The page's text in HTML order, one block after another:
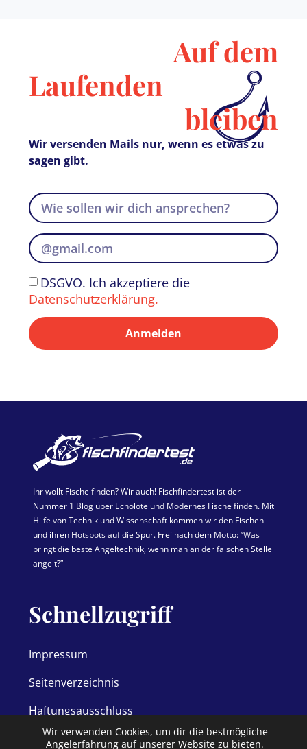
Auf dem
Laufenden
bleiben
Wir versenden Mails nur, wenn es etwas zu
sagen gibt.
DSGVO. Ich akzeptiere die
Datenschutzerklärung.
Anmelden
Ihr wollt Fische finden? Wir auch! Fischfindertest ist der
Nummer 1 Blog über Echolote und Modernes Fische finden. Mit
Hilfe von Technik und Wissenschaft kommen wir den Fischen
und ihren Hotspots auf die Spur. Frei nach dem Motto: “Was
bringt die beste Angeltechnik, wenn man an der falschen Stelle
angelt?”
Schnellzugriff
Impressum
Seitenverzeichnis
Haftungsausschluss
Datenschutz
Wir verwenden Cookies, um dir die bestmögliche
Angelerfahrung auf unserer Website zu bieten.